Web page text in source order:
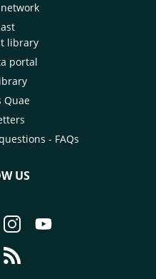
library
portal
Quae
- FAQs
US
Follow us on LinkedIn -
to page Follow us on
Go to page Follow us on
Go to page Follow
Follow us on Bluesky -
to page Contact us - CIRAD